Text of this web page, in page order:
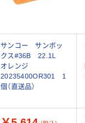
サンコー サンボッ
クス#36B 22.1L
オレンジ
20235400OR301 1
個（直送品）